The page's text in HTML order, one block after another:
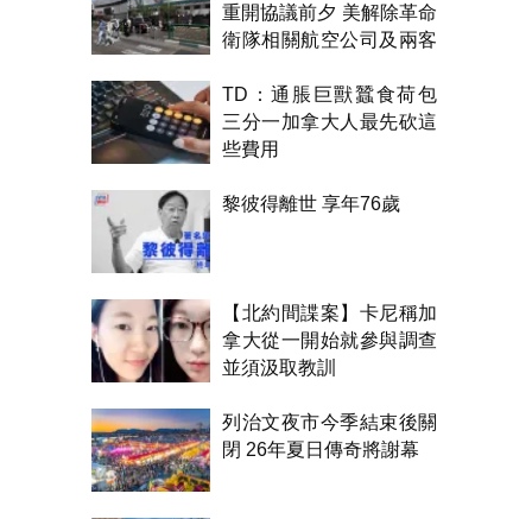
重開協議前夕 美解除革命
衛隊相關航空公司及兩客
TD：通脹巨獸蠶食荷包
三分一加拿大人最先砍這
些費用
黎彼得離世 享年76歲
【北約間諜案】卡尼稱加
拿大從一開始就參與調查
並須汲取教訓
列治文夜市今季結束後關
閉 26年夏日傳奇將謝幕